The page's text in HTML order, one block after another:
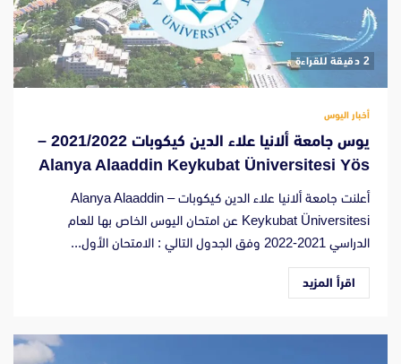
‫2 دقيقة للقراءة
أخبار اليوس
يوس جامعة ألانيا علاء الدين كيكوبات 2021/2022 –
Alanya Alaaddin Keykubat Üniversitesi Yös
أعلنت جامعة ألانيا علاء الدين كيكوبات – Alanya Alaaddin
Keykubat Üniversitesi عن امتحان اليوس الخاص بها للعام
الدراسي 2021-2022 وفق الجدول التالي : الامتحان الأول...
اقرأ المزيد